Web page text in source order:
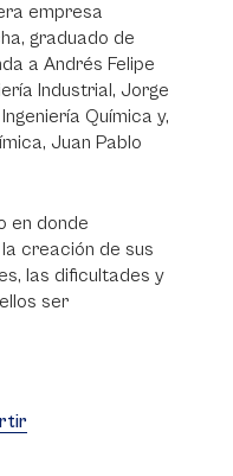
empresa
graduado de
a Andrés Felipe
Industrial, Jorge
Química y,
Juan Pablo
en donde
creación de sus
las dificultades y
ser